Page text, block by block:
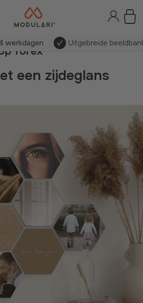
werkdagen Uitgebreide
forex
een zijdeglans